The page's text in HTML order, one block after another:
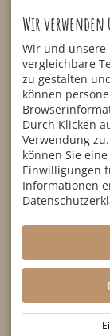
SERVICE
Zimmer & Suiten
Preisübersicht
Anfragen
Online-Buchung
Lage & Anfahrt
Bewertungen
Newsletter
Blog
Day Spa
Wir verwenden
Wir und unsere
vergleichbare
zu gestalten
können
Durch Klicken
Verwendung
können Sie
Einwilligungen
Informationen